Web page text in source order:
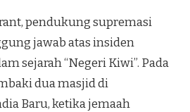
pendukung supremasi
jawab atas insiden
sejarah “Negeri Kiwi”. Pada
dua masjid di
Baru, ketika jemaah